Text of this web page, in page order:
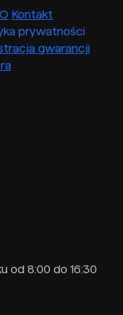
O Kontakt
prywatności
gwarancji
od 8:00 do 16:30